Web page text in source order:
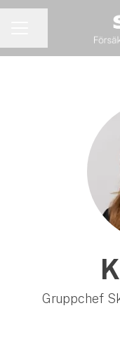
Gruppchef